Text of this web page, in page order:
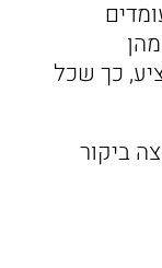
כך שכל
ביקור